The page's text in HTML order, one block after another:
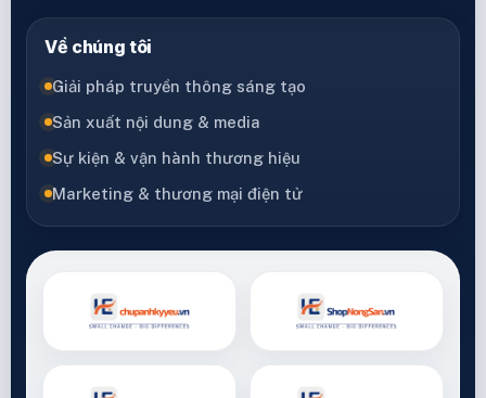
Về chúng tôi
Giải pháp truyền thông sáng tạo
Sản xuất nội dung & media
Sự kiện & vận hành thương hiệu
Marketing & thương mại điện tử